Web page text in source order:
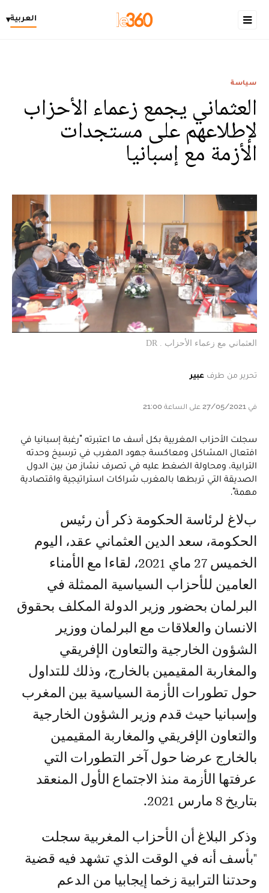
العربية▾
سياسة
العثماني يجمع زعماء الأحزاب
لإطلاعهم على مستجدات
الأزمة مع إسبانيا
العثماني مع زعماء الأحزاب . DR
تحرير من طرف عبير
في 27/05/2021 على الساعة 21:00
سجلت الأحزاب المغربية بكل أسف ما اعتبرته "رغبة إسبانيا في
افتعال المشاكل ومعاكسة جهود المغرب في ترسيخ وحدته
الترابية، ومحاولة الضغط عليه في تصرف نشاز من بين الدول
الصديقة التي تربطها بالمغرب شراكات استراتيجية واقتصادية
مهمة".
بلاغ لرئاسة الحكومة ذكر أن رئيس
الحكومة، سعد الدين العثماني عقد، اليوم
الخميس 27 ماي 2021، لقاءا مع الأمناء
العامين للأحزاب السياسية الممثلة في
البرلمان بحضور وزير الدولة المكلف بحقوق
الانسان والعلاقات مع البرلمان ووزير
الشؤون الخارجية والتعاون الإفريقي
والمغاربة المقيمين بالخارج، وذلك للتداول
حول تطورات الأزمة السياسية بين المغرب
وإسبانيا حيث قدم وزير الشؤون الخارجية
والتعاون الإفريقي والمغاربة المقيمين
بالخارج عرضا حول آخر التطورات التي
عرفتها الأزمة منذ الاجتماع الأول المنعقد
بتاريخ 8 مارس 2021.
وذكر البلاغ أن الأحزاب المغربية سجلت
"بأسف أنه في الوقت الذي تشهد فيه قضية
وحدتنا الترابية زخما إيجابيا من الدعم